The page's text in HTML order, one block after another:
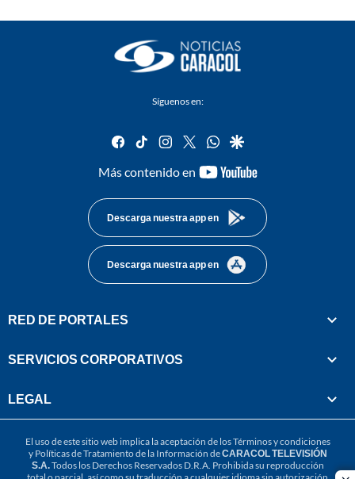
Síguenos en:
facebook
tiktok instagram
twitterwhatsapp
google
Más contenido en
youtube-
Descarga nuestra app en
Descarga nuestra app en
RED DE PORTALES
SERVICIOS CORPORATIVOS
LEGAL
El uso de este sitio web implica la aceptación de losTérminos y condiciones
y Políticas de Tratamiento de la Información deCARACOL TELEVISIÓN
S.A.Todos los Derechos Reservados D.R.A. Prohibida su reproducción